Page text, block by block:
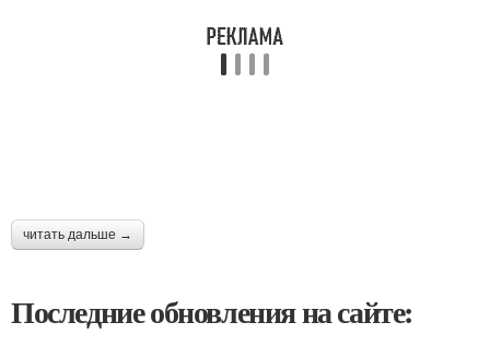
читать дальше →
Последние обновления на сайте: